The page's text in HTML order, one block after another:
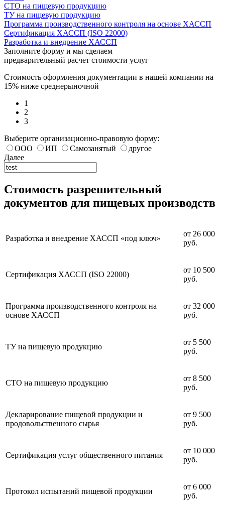
СТО на пищевую продукцию
ТУ на пищевую продукцию
Программа производственного контроля на основе ХАССП
Сертификация ХАССП (ISO 22000)
Разработка и внедрение ХАССП
Заполните форму и мы сделаем
предварительный расчет стоимости услуг
Стоимость оформления документации в нашей компании на
15% ниже среднерыночной
1
2
3
Выберите организационно-правовую форму:
ООО
ИП Самозанятый
другое
Далее
Стоимость разрешительный
документов для пищевых производств
Разработка и внедрение ХАССП «под ключ»
от 26 000
руб.
Сертификация ХАССП (ISO 22000)
от 10 500
руб.
Программа производственного контроля на
основе ХАССП
от 32 000
руб.
ТУ на пищевую продукцию
от 5 500
руб.
СТО на пищевую продукцию
от 8 500
руб.
Декларирование пищевой продукции и
продовольственного сырья
от 9 500
руб.
Сертификация услуг общественного питания
от 10 000
руб.
Протокол испытаний пищевой продукции
от 6 000
руб.